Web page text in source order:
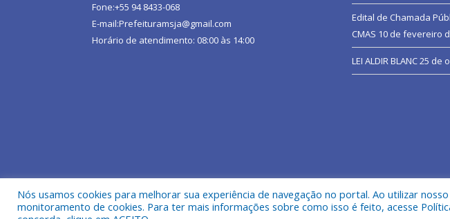
Fone:+55 94 8433-068
E-mail:Prefeituramsja@gmail.com
Horário de atendimento: 08:00 às 14:00
Edital de Chamada
CMAS 10 de fevereiro
LEI ALDIR BLANC25 de
Todos os direitos reservados a Prefeitura Municipal de São João do Araguaia.
Nós usamos cookies para melhorar sua experiência de navegação no portal. Ao utilizar
monitoramento de cookies. Para ter mais informações sobre como isso é feito, acesse